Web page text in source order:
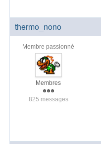
thermo_nono
Membre passionné
Membres
825 messages